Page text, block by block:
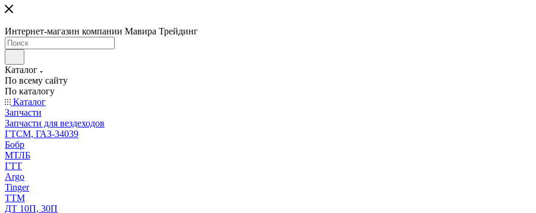
Интернет-магазин компании Мавира Трейдинг
Каталог
По всему сайту
По каталогу
Каталог
Запчасти
Запчасти для вездеходов
ГТСМ, ГАЗ-34039
Бобр
МТЛБ
ГТТ
Argo
Tinger
ТТМ
ДТ 10П, 30П